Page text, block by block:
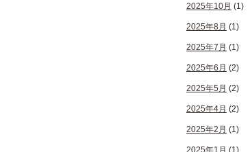
2025年10月 (1)
2025年8月 (1)
2025年7月 (1)
2025年6月 (2)
2025年5月 (2)
2025年4月 (2)
2025年2月 (1)
2025年1月 (1)